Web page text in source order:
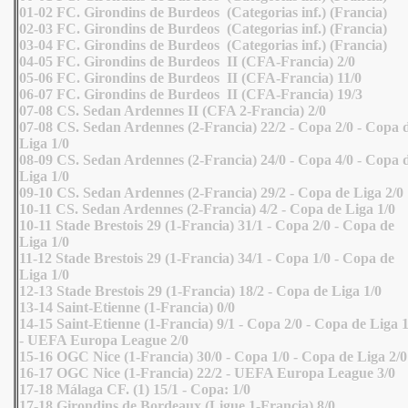
01-02 FC. Girondins de Burdeos (Categorias inf.) (Francia)
02-03 FC. Girondins de Burdeos (Categorias inf.) (Francia)
03-04 FC. Girondins de Burdeos (Categorias inf.) (Francia)
04-05 FC. Girondins de Burdeos II (CFA-Francia) 2/0
05-06 FC. Girondins de Burdeos II (CFA-Francia) 11/0
06-07 FC. Girondins de Burdeos II (CFA-Francia) 19/3
07-08 CS. Sedan Ardennes II (CFA 2-Francia) 2/0
07-08 CS. Sedan Ardennes (2-Francia) 22/2 - Copa 2/0 - Copa
Liga 1/0
08-09 CS. Sedan Ardennes (2-Francia) 24/0 - Copa 4/0 - Copa
Liga 1/0
09-10 CS. Sedan Ardennes (2-Francia) 29/2 - Copa de Liga 2/0
10-11 CS. Sedan Ardennes (2-Francia) 4/2 - Copa de Liga 1/0
10-11 Stade Brestois 29 (1-Francia) 31/1 - Copa 2/0 - Copa de
Liga 1/0
11-12 Stade Brestois 29 (1-Francia) 34/1 - Copa 1/0 - Copa de
Liga 1/0
12-13 Stade Brestois 29 (1-Francia) 18/2 - Copa de Liga 1/0
13-14 Saint-Etienne (1-Francia) 0/0
14-15 Saint-Etienne (1-Francia) 9/1 - Copa 2/0 - Copa de Liga
- UEFA Europa League 2/0
15-16 OGC Nice (1-Francia) 30/0 - Copa 1/0 - Copa de Liga 2/0
16-17 OGC Nice (1-Francia) 22/2 - UEFA Europa League 3/0
17-18 Málaga CF. (1) 15/1 - Copa: 1/0